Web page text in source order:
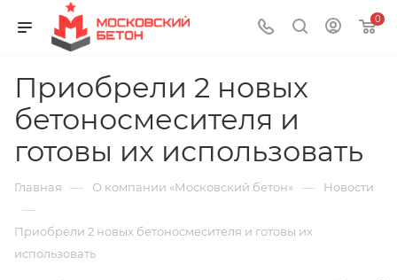
0
Приобрели 2 новых
бетоносмесителя и
готовы их использовать
Главная — О компании «Московский бетон» — Новости
—
Приобрели 2 новых бетоносмесителя и готовы их
использовать